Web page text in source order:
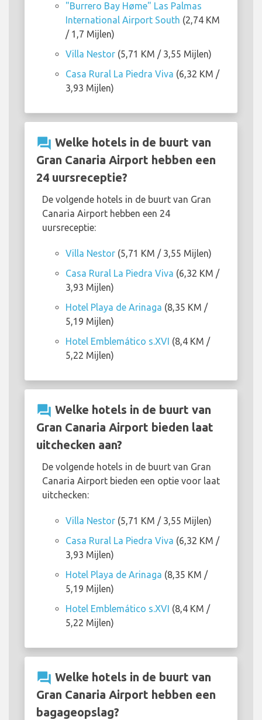
"Burrero Bay Høme" Las Palmas
International Airport South (2,74 KM
/ 1,7 Mijlen)
Villa Nestor (5,71 KM / 3,55 Mijlen)
Casa Rural La Piedra Viva (6,32 KM /
3,93 Mijlen)
question_answer Welke hotels in de buurt van
Gran Canaria Airport hebben een
24 uursreceptie?
De volgende hotels in de buurt van Gran
Canaria Airport hebben een 24
uursreceptie:
Villa Nestor (5,71 KM / 3,55 Mijlen)
Casa Rural La Piedra Viva (6,32 KM /
3,93 Mijlen)
Hotel Playa de Arinaga (8,35 KM /
5,19 Mijlen)
Hotel Emblemático s.XVI (8,4 KM /
5,22 Mijlen)
question_answer Welke hotels in de buurt van
Gran Canaria Airport bieden laat
uitchecken aan?
De volgende hotels in de buurt van Gran
Canaria Airport bieden een optie voor laat
uitchecken:
Villa Nestor (5,71 KM / 3,55 Mijlen)
Casa Rural La Piedra Viva (6,32 KM /
3,93 Mijlen)
Hotel Playa de Arinaga (8,35 KM /
5,19 Mijlen)
Hotel Emblemático s.XVI (8,4 KM /
5,22 Mijlen)
question_answer Welke hotels in de buurt van
Gran Canaria Airport hebben een
bagageopslag?